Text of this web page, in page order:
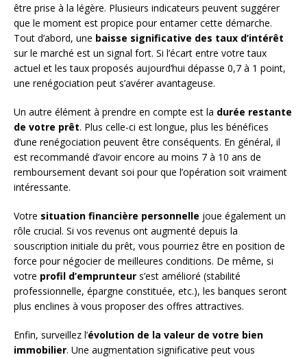
être prise à la légère. Plusieurs indicateurs peuvent suggérer
que le moment est propice pour entamer cette démarche.
Tout d’abord, une baisse significative des taux d’intérêt
sur le marché est un signal fort. Si l’écart entre votre taux
actuel et les taux proposés aujourd’hui dépasse 0,7 à 1 point,
une renégociation peut s’avérer avantageuse.
Un autre élément à prendre en compte est la durée restante
de votre prêt. Plus celle-ci est longue, plus les bénéfices
d’une renégociation peuvent être conséquents. En général, il
est recommandé d’avoir encore au moins 7 à 10 ans de
remboursement devant soi pour que l’opération soit vraiment
intéressante.
Votre situation financière personnelle joue également un
rôle crucial. Si vos revenus ont augmenté depuis la
souscription initiale du prêt, vous pourriez être en position de
force pour négocier de meilleures conditions. De même, si
votre profil d’emprunteur s’est amélioré (stabilité
professionnelle, épargne constituée, etc.), les banques seront
plus enclines à vous proposer des offres attractives.
Enfin, surveillez l’évolution de la valeur de votre bien
immobilier. Une augmentation significative peut vous